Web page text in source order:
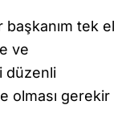
başkanım tek el
ve
düzenli
olması gerekir